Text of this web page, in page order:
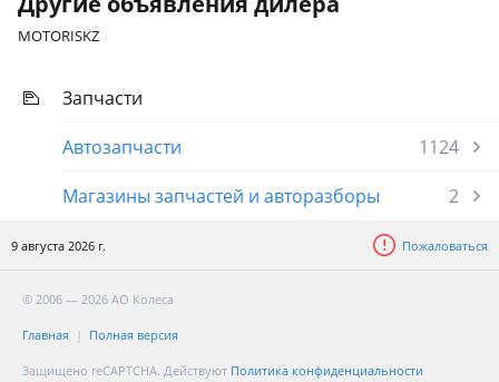
MOTORISKZ
Запчасти
Автозапчасти
1124
Магазины запчастей и авторазборы
2
9 августа 2026 г. Пожаловаться
© 2006 — 2026 АО Колеса
Главная Полная версия
Защищено reCAPTCHA. Действуют Политика конфиденциальности